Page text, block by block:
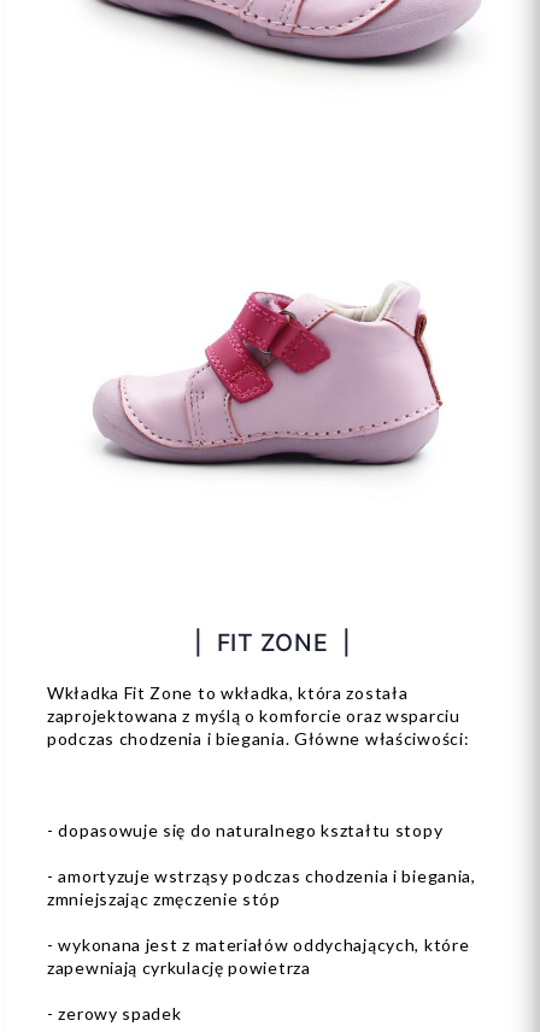
| FIT ZONE |
Wkładka Fit Zone to wkładka, która została
zaprojektowana z myślą o komforcie oraz wsparciu
podczas chodzenia i biegania. Główne właściwości:
- dopasowuje się do naturalnego kształtu stopy
- amortyzuje wstrząsy podczas chodzenia i biegania,
zmniejszając zmęczenie stóp
- wykonana jest z materiałów oddychających, które
zapewniają cyrkulację powietrza
- zerowy spadek